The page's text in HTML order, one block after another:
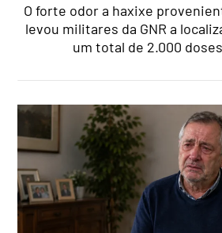
O forte odor a haxixe
levou militares da GNR a
um total de 2.000